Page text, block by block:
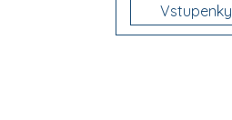
Vstupenky